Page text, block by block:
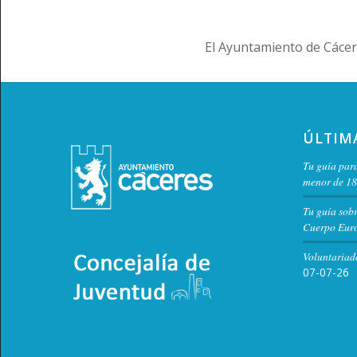
El Ayuntamiento de
Tu guía
menor de
Tu guía
Cuerpo
07-07-26